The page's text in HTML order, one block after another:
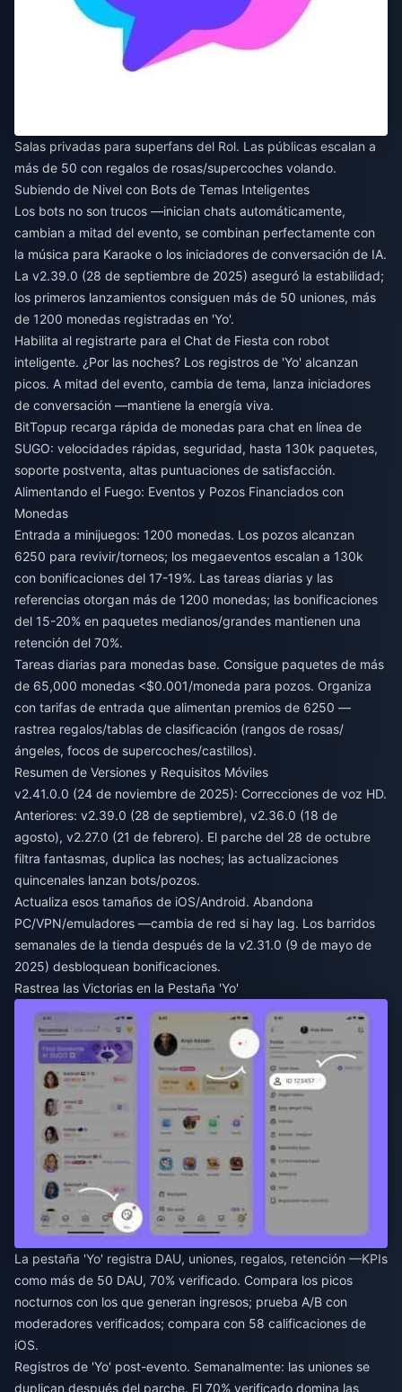
Salas privadas para superfans del Rol. Las públicas escalan a
más de 50 con regalos de rosas/supercoches volando.
Subiendo de Nivel con Bots de Temas Inteligentes
Los bots no son trucos —inician chats automáticamente,
cambian a mitad del evento, se combinan perfectamente con
la música para Karaoke o los iniciadores de conversación de IA.
La v2.39.0 (28 de septiembre de 2025) aseguró la estabilidad;
los primeros lanzamientos consiguen más de 50 uniones, más
de 1200 monedas registradas en 'Yo'.
Habilita al registrarte para el Chat de Fiesta con robot
inteligente. ¿Por las noches? Los registros de 'Yo' alcanzan
picos. A mitad del evento, cambia de tema, lanza iniciadores
de conversación —mantiene la energía viva.
BitTopup recarga rápida de monedas para chat en línea de
SUGO: velocidades rápidas, seguridad, hasta 130k paquetes,
soporte postventa, altas puntuaciones de satisfacción.
Alimentando el Fuego: Eventos y Pozos Financiados con
Monedas
Entrada a minijuegos: 1200 monedas. Los pozos alcanzan
6250 para revivir/torneos; los megaeventos escalan a 130k
con bonificaciones del 17-19%. Las tareas diarias y las
referencias otorgan más de 1200 monedas; las bonificaciones
del 15-20% en paquetes medianos/grandes mantienen una
retención del 70%.
Tareas diarias para monedas base. Consigue paquetes de más
de 65,000 monedas <$0.001/moneda para pozos. Organiza
con tarifas de entrada que alimentan premios de 6250 —
rastrea regalos/tablas de clasificación (rangos de rosas/
ángeles, focos de supercoches/castillos).
Resumen de Versiones y Requisitos Móviles
v2.41.0.0 (24 de noviembre de 2025): Correcciones de voz HD.
Anteriores: v2.39.0 (28 de septiembre), v2.36.0 (18 de
agosto), v2.27.0 (21 de febrero). El parche del 28 de octubre
filtra fantasmas, duplica las noches; las actualizaciones
quincenales lanzan bots/pozos.
Actualiza esos tamaños de iOS/Android. Abandona
PC/VPN/emuladores —cambia de red si hay lag. Los barridos
semanales de la tienda después de la v2.31.0 (9 de mayo de
2025) desbloquean bonificaciones.
Rastrea las Victorias en la Pestaña 'Yo'
La pestaña 'Yo' registra DAU, uniones, regalos, retención —KPIs
como más de 50 DAU, 70% verificado. Compara los picos
nocturnos con los que generan ingresos; prueba A/B con
moderadores verificados; compara con 58 calificaciones de
iOS.
Registros de 'Yo' post-evento. Semanalmente: las uniones se
duplican después del parche. El 70% verificado domina las